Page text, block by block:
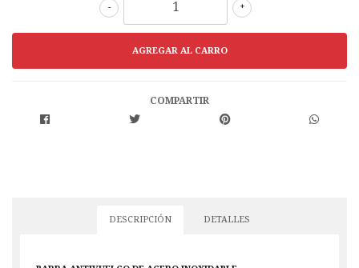
+
-
COMPARTIR
DESCRIPCIÓN DETALLES